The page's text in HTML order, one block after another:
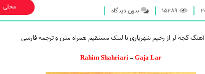
15289 بدون دیدگاه محلی
آهنگ گجه لر از رحیم شهریاری با لینک مستقیم همراه متن و ترجمه فارسی
Rahim Shahriari–Gaja Lar